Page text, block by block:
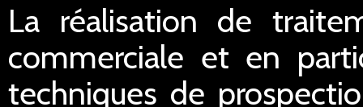
La réalisation de
commerciale et en
techniques de